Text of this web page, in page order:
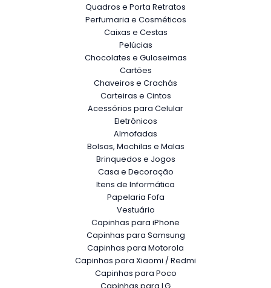
Quadros e Porta Retratos
Perfumaria e Cosméticos
Caixas e Cestas
Pelúcias
Chocolates e Guloseimas
Cartões
Chaveiros e Crachás
Carteiras e Cintos
Acessórios para Celular
Eletrônicos
Almofadas
Bolsas, Mochilas e Malas
Brinquedos e Jogos
Casa e Decoração
Itens de Informática
Papelaria Fofa
Vestuário
Capinhas para iPhone
Capinhas para Samsung
Capinhas para Motorola
Capinhas para Xiaomi / Redmi
Capinhas para Poco
Capinhas para LG